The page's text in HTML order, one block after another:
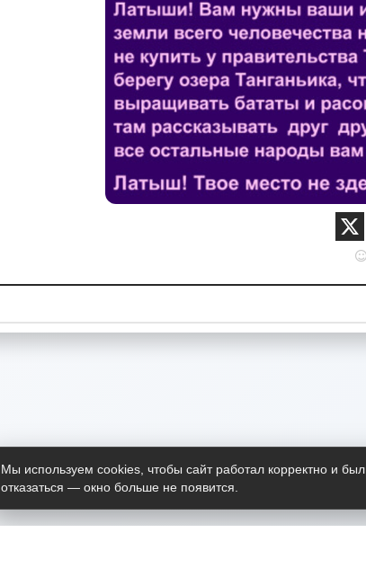
Мы используем cookies, чтобы сайт работал корректно и
отказаться — окно больше не появится.